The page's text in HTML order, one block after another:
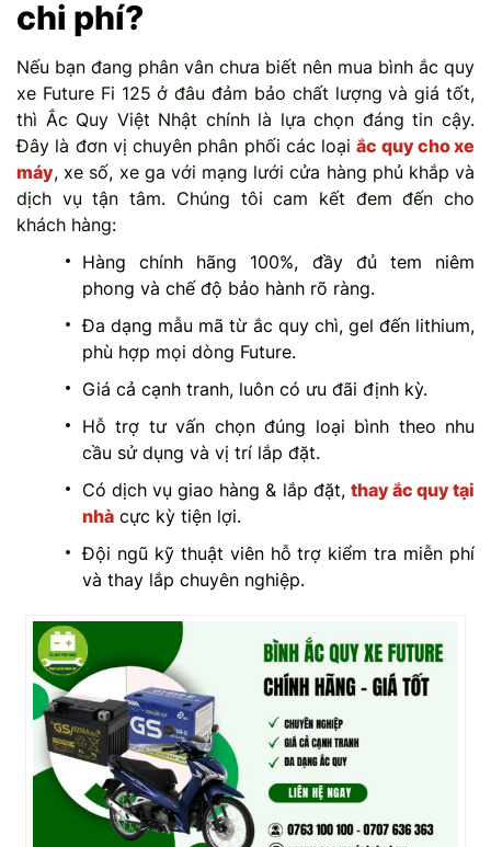
chi phí?
Nếu bạn đang phân vân chưa biết nên mua bình ắc quy
xe Future Fi 125 ở đâu đảm bảo chất lượng và giá tốt,
thì Ắc Quy Việt Nhật chính là lựa chọn đáng tin cậy.
Đây là đơn vị chuyên phân phối các loạiắc quy cho xe
máy, xe số, xe ga với mạng lưới cửa hàng phủ khắp và
dịch vụ tận tâm. Chúng tôi cam kết đem đến cho
khách hàng:
Hàng chính hãng 100%, đầy đủ tem niêm
phong và chế độ bảo hành rõ ràng.
Đa dạng mẫu mã từ ắc quy chì, gel đến lithium,
phù hợp mọi dòng Future.
Giá cả cạnh tranh, luôn có ưu đãi định kỳ.
Hỗ trợ tư vấn chọn đúng loại bình theo nhu
cầu sử dụng và vị trí lắp đặt.
Có dịch vụ giao hàng & lắp đặt, thay ắc quy tại
nhà cực kỳ tiện lợi.
Đội ngũ kỹ thuật viên hỗ trợ kiểm tra miễn phí
và thay lắp chuyên nghiệp.